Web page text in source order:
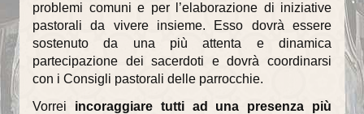
problemi comuni e per l’elaborazione di iniziative
pastorali da vivere insieme. Esso dovrà essere
sostenuto da una più attenta e dinamica
partecipazione dei sacerdoti e dovrà coordinarsi
con i Consigli pastorali delle parrocchie.
Vorrei incoraggiare tutti ad una presenza più